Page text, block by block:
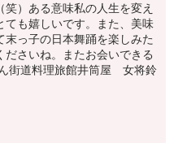
）ある意味私の人生を変え
ても嬉しいです。また、美味
末っ子の日本舞踊を楽しみた
ださいね。またお会いできる
街道料理旅館井筒屋 女将鈴